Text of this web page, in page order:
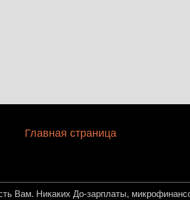
Главная страница
Вам. Никаких До-зарплаты,